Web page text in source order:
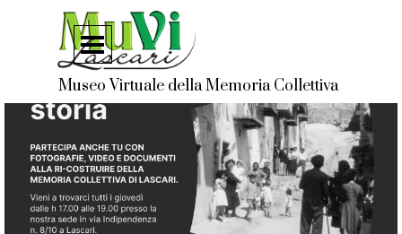
Salta menù
Museo Virtuale della Memoria Collettiva